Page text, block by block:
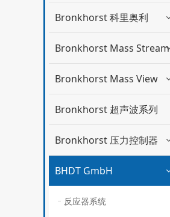
Bronkhorst 科里奥利
Bronkhorst Mass Stream
Bronkhorst Mass View
Bronkhorst 超声波系列
Bronkhorst 压力控制器
BHDT GmbH
反应器系统